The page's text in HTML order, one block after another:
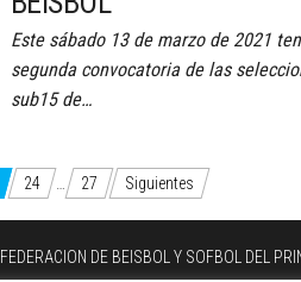
Este sábado 13 de marzo de 2021
segunda convocatoria de las
sub15 de…
24 27 Siguientes
FEDERACION DE BEISBOL Y SOFBOL DEL